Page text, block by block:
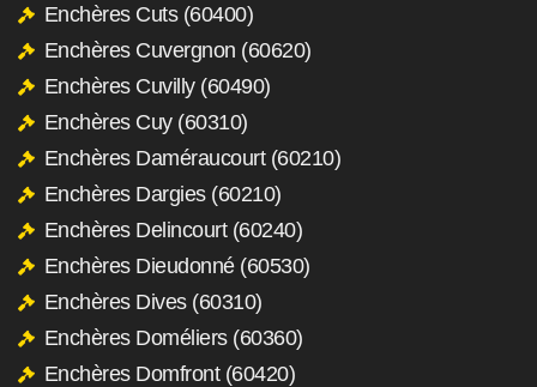
Enchères Cuts (60400)
Enchères Cuvergnon (60620)
Enchères Cuvilly (60490)
Enchères Cuy (60310)
Enchères Daméraucourt (60210)
Enchères Dargies (60210)
Enchères Delincourt (60240)
Enchères Dieudonné (60530)
Enchères Dives (60310)
Enchères Doméliers (60360)
Enchères Domfront (60420)